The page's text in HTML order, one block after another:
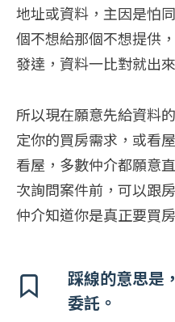
地址或資料，主因是怕
個不想給那個不想提供
發達，資料一比對就出來
所以現在願意先給資料
定你的買房需求，或看
看屋，多數仲介都願意
次詢問案件前，可以跟
仲介知道你是真正要買
踩線的意思是
委託。